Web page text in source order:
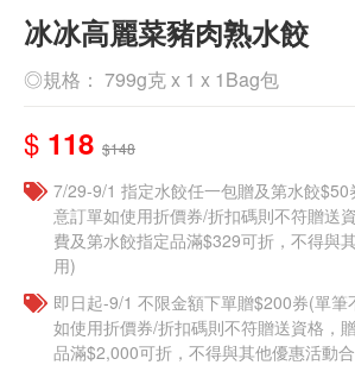
冰冰高麗菜豬肉熟水餃
◎規格： 799g克 x 1 x 1Bag包
$ 118 $148
7/29-9/1 指定水餃任一包贈及第水餃
意訂單如使用折價券/折扣碼則不符贈送
費及第水餃指定品滿$329可折，不得與
用)
即日起-9/1 不限金額下單贈$200券(單筆
如使用折價券/折扣碼則不符贈送資格，
品滿$2,000可折，不得與其他優惠活動